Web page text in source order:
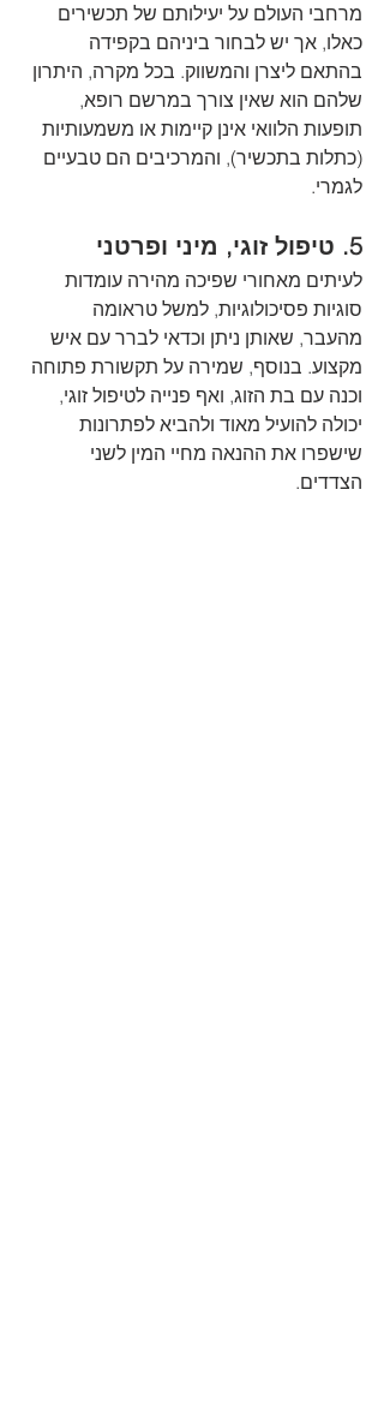
מרחבי העולם על יעילותם של תכשירים
כאלו, אך יש לבחור ביניהם בקפידה
בהתאם ליצרן והמשווק. בכל מקרה, היתרון
שלהם הוא שאין צורך במרשם רופא,
תופעות הלוואי אינן קיימות או משמעותיות
(כתלות בתכשיר), והמרכיבים הם טבעיים
לגמרי.
5. טיפול זוגי, מיני ופרטני
לעיתים מאחורי שפיכה מהירה עומדות
סוגיות פסיכולוגיות, למשל טראומה
מהעבר, שאותן ניתן וכדאי לברר עם איש
מקצוע. בנוסף, שמירה על תקשורת פתוחה
וכנה עם בת הזוג, ואף פנייה לטיפול זוגי,
יכולה להועיל מאוד ולהביא לפתרונות
שישפרו את ההנאה מחיי המין לשני
הצדדים.